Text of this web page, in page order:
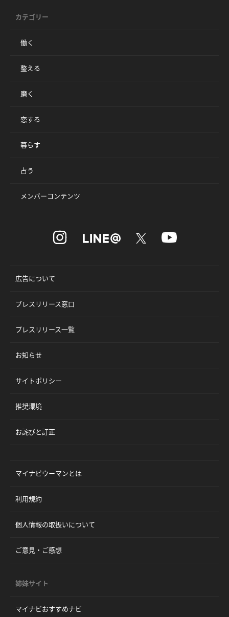
カテゴリー
働く
整える
磨く
恋する
暮らす
占う
メンバーコンテンツ
広告について
プレスリリース窓口
プレスリリース一覧
お知らせ
サイトポリシー
推奨環境
お詫びと訂正
マイナビウーマンとは
利用規約
個人情報の取扱いについて
ご意見・ご感想
姉妹サイト
マイナビおすすめナビ